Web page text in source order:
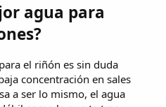
agua para
el riñón es sin duda
concentración en sales
a ser lo mismo, el agua